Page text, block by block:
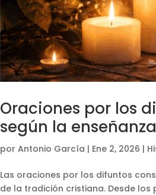
Oraciones por los
según la
porAntonio García | Ene 2, 2026 |
Las oraciones por los difuntos
de la tradición cristiana. Desde